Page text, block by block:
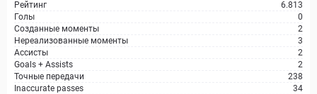
Рейтинг
6.813
Голы
0
Созданные моменты
2
Нереализованные моменты
3
Ассисты
2
Goals + Assists
2
Точные передачи
238
Inaccurate passes
34